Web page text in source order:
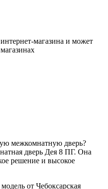
магазина и может
межкомнатную дверь?
дверь Дея 8 ПГ. Она
решение и высокое
от Чебоксарская